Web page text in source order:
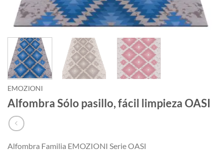
EMOZIONI
Alfombra Sólo pasillo, fácil limpieza OASI
Alfombra Familia EMOZIONI Serie OASI